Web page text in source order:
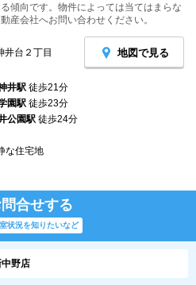
傾向です。物件によっては当てはまらな
産会社へお問い合わせください。
井台２丁目 地図で見る
井駅 徒歩21分
園駅 徒歩23分
公園駅 徒歩24分
な住宅地
合せする
状況を知りたいなど
野店